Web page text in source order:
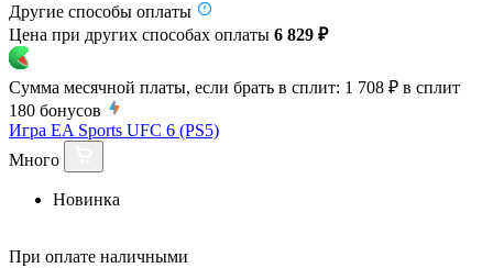
Другие способы оплаты
Цена при других способах оплаты 6 829 ₽
Сумма месячной платы, если брать в сплит: 1 708 ₽ в сплит
180 бонусов
Игра EA Sports UFC 6 (PS5)
Много
Новинка
При оплате наличными